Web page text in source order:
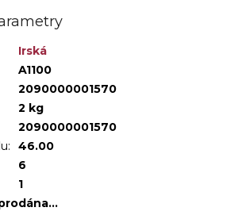
Irská
A1100
2090000001570
2 kg
2090000001570
:
46.00
6
1